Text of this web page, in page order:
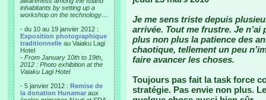
inhabitants by setting up a
workshop on the technology…
- du 10 au 19 janvier 2012 :
Exposition photographique
traditionnelle au Vaiaku Lagi
Hotel
- From January 10th to 19th,
2012 : Photo exhibition at the
Vaiaku Lagi Hotel
- 5 janvier 2012 : Remise de
la donation Hunamar aux
Je me sens triste depuis
arrivée. Tout me frustre. Je
plus non plus la patience des
chaotique, tellement un peu
faire avancer les choses.
Toujours pas fait la task force
stratégie. Pas envie non plus.